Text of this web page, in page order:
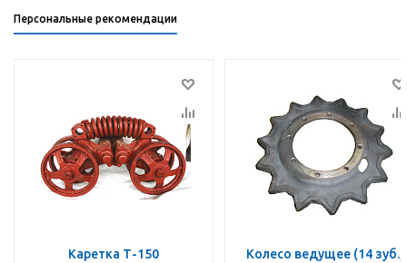
Персональные рекомендации
Каретка Т-150
Колесо ведущее (14 зуб.,